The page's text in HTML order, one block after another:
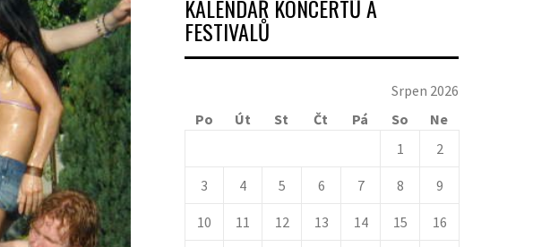
KALENDÁŘ KONCERTŮ A
FESTIVALŮ
Srpen 2026
Po
Út St Čt Pá So
Ne
1
2
3 4 5 6 7 8 9
10 11 12 13 14 15 16